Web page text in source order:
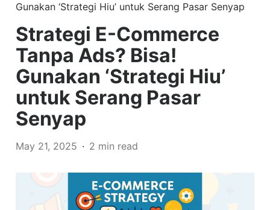
Gunakan ‘Strategi Hiu’ untuk Serang Pasar Senyap
Strategi E-Commerce
Tanpa Ads? Bisa!
Gunakan ‘Strategi Hiu’
untuk Serang Pasar
Senyap
May 21, 2025 2 min read